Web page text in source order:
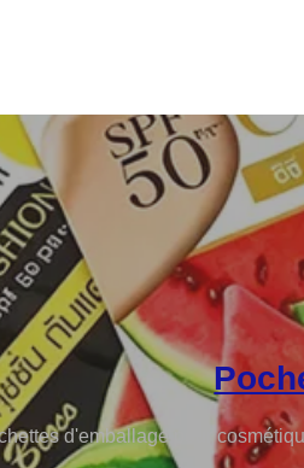
d'emballage pour